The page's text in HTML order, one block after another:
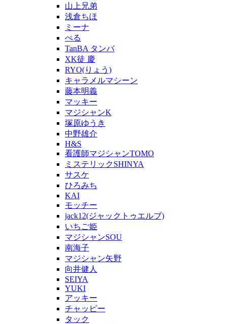
山上兄弟
浅倉ちほ
ミーナ
ぺる
TanBA タンバ
XK徒 慶
RYO(りょう)
キャラメルマシーン
藤本明義
マッキー
マジシャンK
塚原ゆうき
中野雄介
H&S
看護師マジシャンTOMO
ミステリックSHINYA
サスケ
ひろみち
KAI
モッチー
jack12(ジャックトゥエルブ)
いちご姫
マジシャンSOU
南海子
マジシャン矢野
向井健人
SEIYA
YUKI
アッキー
チャッピー
タック